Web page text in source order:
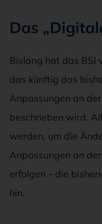
Das
Bislang hat das BSI
das künftig das
Anpassungen an
beschrieben wird.
werden, um die
Anpassungen an
erfolgen – die
hin.